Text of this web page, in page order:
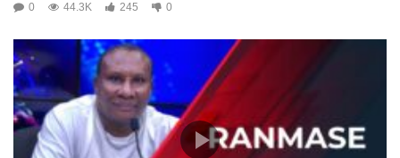
0
44.3K 245 0